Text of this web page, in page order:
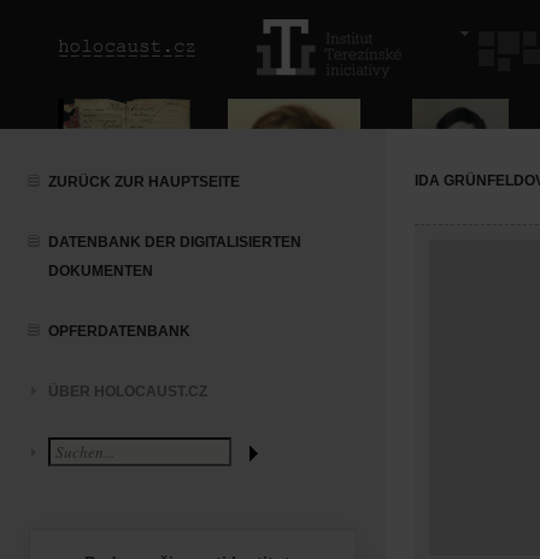
ZURÜCK ZUR HAUPTSEITE
DATENBANK DER DIGITALISIERTEN
DOKUMENTEN
OPFERDATENBANK
ÜBER HOLOCAUST.CZ
IDA